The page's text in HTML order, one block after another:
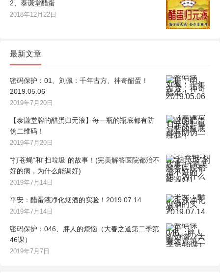
2、泰谦堂醋蛋
2018年12月22日
最新文章
密码保护：01、刘佩：千年古方、神奇醋蛋！
2019.05.06
2019年7月20日
【泰谦堂牌的醋蛋归元液】每一瓶的瓶底都有防
伪二维码！
2019年7月20日
“打苍蝇”和“扫垃圾”的故事！(完美解答医院都治不
好的病，为什么能调好)
2019年7月14日
平安：醋蛋液净化烟酒的实验！2019.07.14
2019年7月14日
密码保护：046、胖人的烦恼（大春之道第二季第
46课）
2019年7月7日